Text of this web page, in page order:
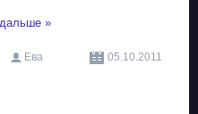
»
Ева
05.10.2011